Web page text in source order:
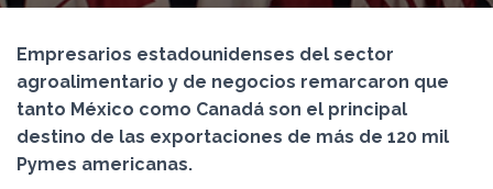
Empresarios estadounidenses del sector
agroalimentario y de negocios remarcaron que
tanto México como Canadá son el principal
destino de las exportaciones de más de 120 mil
Pymes americanas.